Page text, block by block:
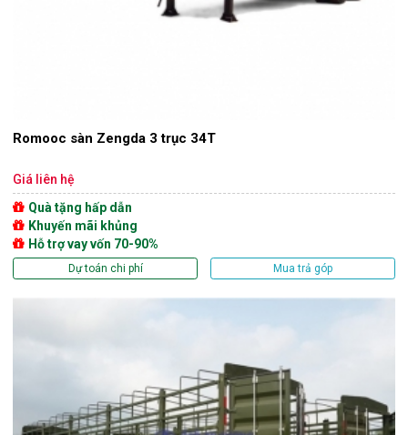
Romooc sàn Zengda 3 trục 34T
Giá liên hệ
Quà tặng hấp dẫn
Khuyến mãi khủng
Hỗ trợ vay vốn 70-90%
Dự toán chi phí Mua trả góp